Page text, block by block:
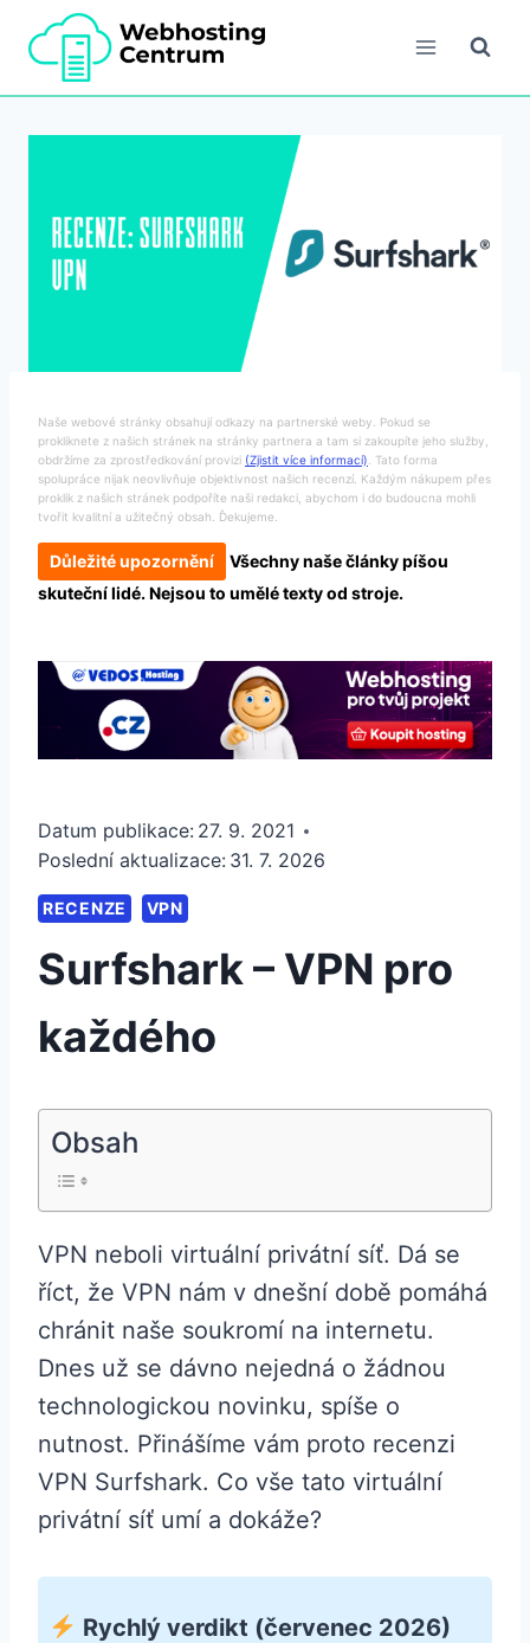
Přeskočit
obsah
Naše webové stránky obsahují odkazy na partnerské weby. Pokud se
prokliknete z našich stránek na stránky partnera a tam si zakoupíte jeho služby,
obdržíme za zprostředkování provizi (Zjistit více informací) . Tato forma
spolupráce nijak neovlivňuje objektivnost našich recenzí. Každým nákupem přes
proklik z našich stránek podpoříte naši redakci, abychom i do budoucna mohli
tvořit kvalitní a užitečný obsah. Ďekujeme.
Důležité upozornění
Všechny naše články píšou
skuteční lidé. Nejsou to umělé texty od stroje.
Datum publikace: 27. 9. 2021
Poslední aktualizace: 31. 7. 2026
RECENZE VPN
Surfshark – VPN pro
každého
Obsah
VPN neboli virtuální privátní síť. Dá se
říct, že VPN nám v dnešní době pomáhá
chránit naše soukromí na internetu.
Dnes už se dávno nejedná o žádnou
technologickou novinku, spíše o
nutnost. Přinášíme vám proto recenzi
VPN Surfshark. Co vše tato virtuální
privátní síť umí a dokáže?
Rychlý verdikt (červenec 2026)